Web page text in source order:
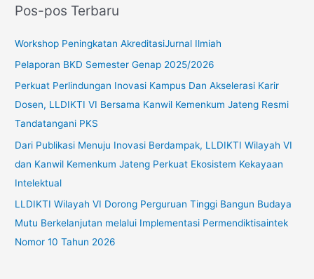
i
u
k
:
Pos-pos Terbaru
Workshop Peningkatan AkreditasiJurnal Ilmiah
Pelaporan BKD Semester Genap 2025/2026
Perkuat Perlindungan Inovasi Kampus Dan Akselerasi Karir
Dosen, LLDIKTI VI Bersama Kanwil Kemenkum Jateng Resmi
Tandatangani PKS
Dari Publikasi Menuju Inovasi Berdampak, LLDIKTI Wilayah VI
dan Kanwil Kemenkum Jateng Perkuat Ekosistem Kekayaan
Intelektual
LLDIKTI Wilayah VI Dorong Perguruan Tinggi Bangun Budaya
Mutu Berkelanjutan melalui Implementasi Permendiktisaintek
Nomor 10 Tahun 2026